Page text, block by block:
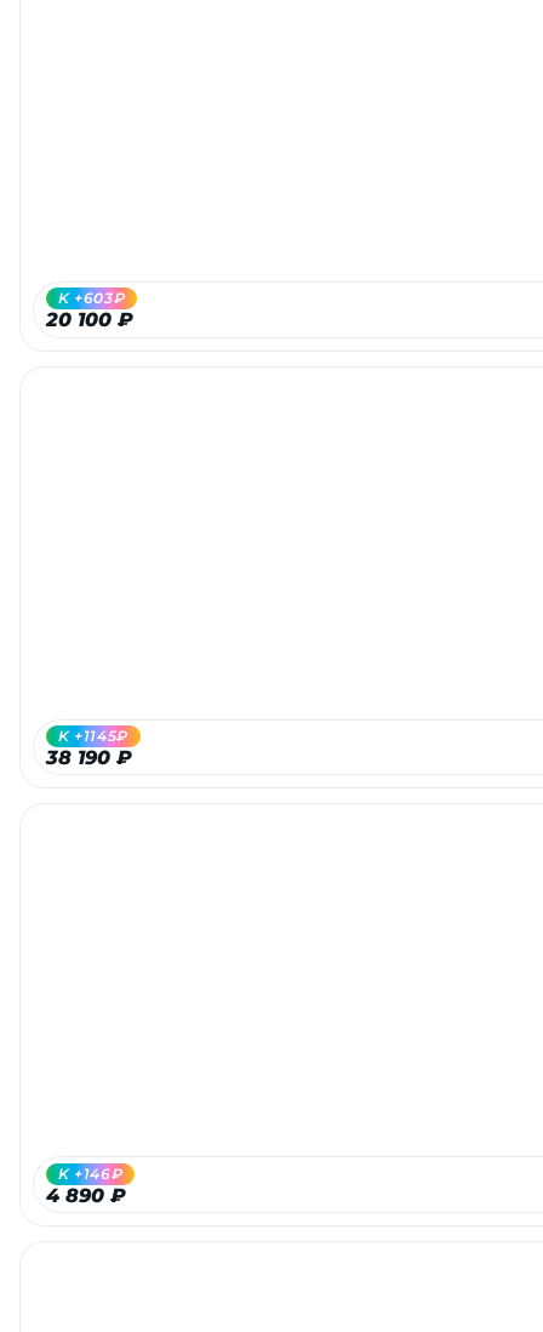
20 100 ₽
K +603₽
38 190 ₽
K +1145₽
4 890 ₽
K +146₽